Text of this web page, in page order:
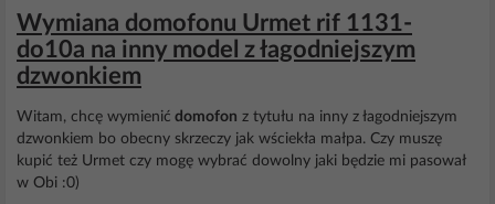
Wymiana domofonu Urmet rif 1131-
do10a na inny model z łagodniejszym
dzwonkiem
Witam, chcę wymienić domofon z tytułu na inny z łagodniejszym
dzwonkiem bo obecny skrzeczy jak wściekła małpa. Czy muszę
kupić też Urmet czy mogę wybrać dowolny jaki będzie mi pasował
w Obi :0)